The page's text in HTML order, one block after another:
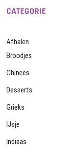
CATEGORIE
Afhalen
Broodjes
Chinees
Desserts
Grieks
IJsje
Indiaas